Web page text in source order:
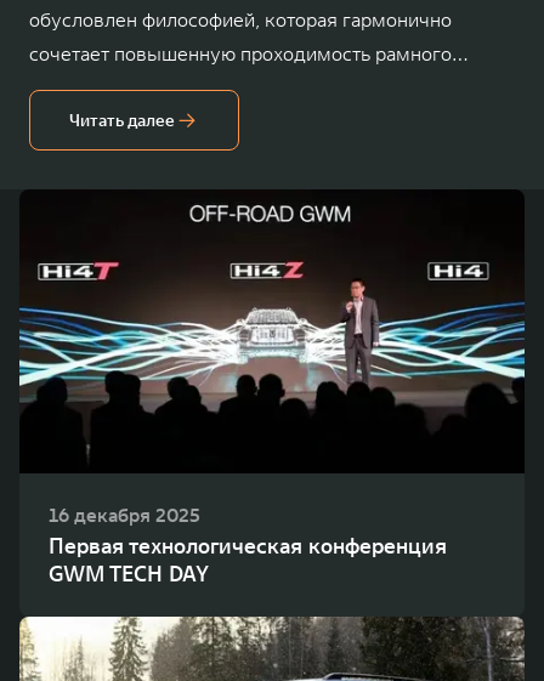
Масштаб возможностей Масштаб возможностей
от 8 099 000 ₽
обусловлен философией, которая гармонично
сочетает повышенную проходимость рамного
внедорожника с высоким уровнем комфорта,
безопасности и динамики.
Читать далее
16 декабря 2025
Первая технологическая конференция
GWM TECH DAY